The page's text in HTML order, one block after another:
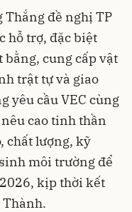
Thắng đề nghị TP
hỗ trợ, đặc biệt
cung cấp vật
trật tự và giao
yêu cầu VEC cùng
cao tinh thần
chất lượng, kỹ
môi trường để
kịp thời kết
Thành.